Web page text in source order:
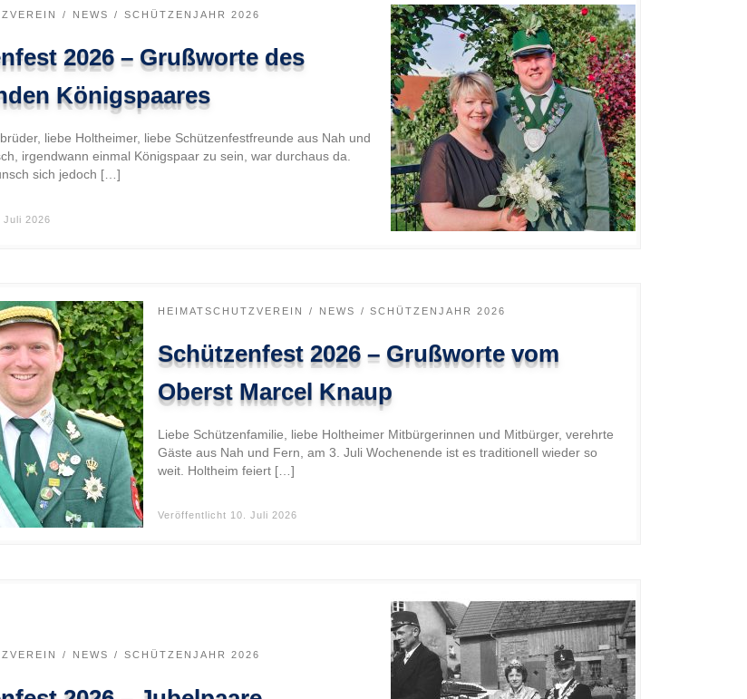
NEWS SCHÜTZENJAHR 2026
2026 – Grußworte des
Königspaares
liebe Holtheimer, liebe Schützenfestfreunde aus Nah und
irgendwann einmal Königspaar zu sein, war durchaus da.
sich jedoch […]
Juli 2026
HEIMATSCHUTZVEREIN NEWS SCHÜTZENJAHR 2026
Schützenfest 2026 – Grußworte vom
Oberst Marcel Knaup
Liebe Schützenfamilie, liebe Holtheimer Mitbürgerinnen und Mitbürger, verehrte
Gäste aus Nah und Fern, am 3. Juli Wochenende ist es traditionell wieder so
weit. Holtheim feiert […]
Veröffentlicht 10. Juli 2026
NEWS SCHÜTZENJAHR 2026